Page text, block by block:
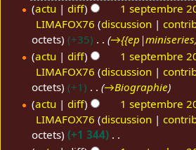
actu
diff
1 septembre
LIMAFOX76 discussion
octets
+35 →
actu
diff
1 septembre
LIMAFOX76 discussion
octets
+1 →Biographie
actu
diff
1 septembre
LIMAFOX76 discussion
octets
+1 344